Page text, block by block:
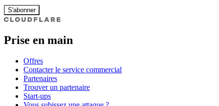
S'abonner
Prise en main
Offres
Contacter le service commercial
Partenaires
Trouver un partenaire
Start-ups